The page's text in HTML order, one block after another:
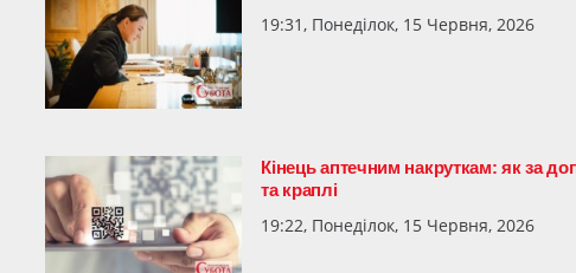
19:31, Понеділок, 15 Червня, 2026
Кінець аптечним накруткам: як за
та краплі
19:22, Понеділок, 15 Червня, 2026